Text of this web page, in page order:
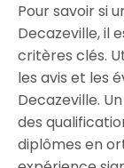
Pour savoir si
Decazeville, il
critères clés.
les avis et les
Decazeville.
des
diplômes en